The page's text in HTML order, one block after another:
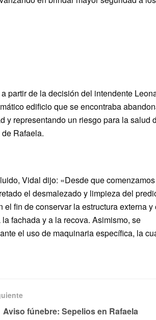
partir de la decisión del intendente
edificio que se encontraba
y representando un riesgo para la salud
Rafaela.
Vidal dijo: «Desde que
el desmalezado y limpieza del
fin de conservar la estructura externa y
fachada y a la recova. Asimismo, se
el uso de maquinaria específica, la
Aviso fúnebre: Sepelios en Rafaela